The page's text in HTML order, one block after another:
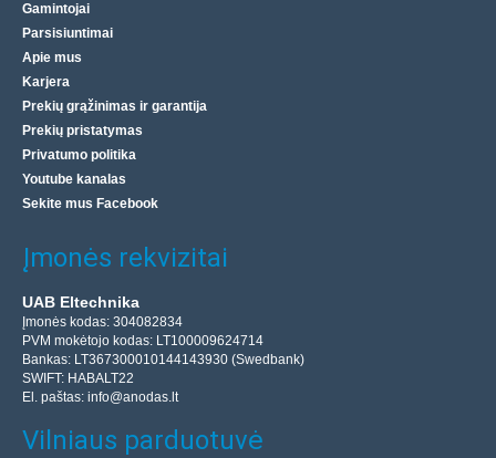
Gamintojai
Parsisiuntimai
Apie mus
Karjera
Prekių grąžinimas ir garantija
Prekių pristatymas
Privatumo politika
Youtube kanalas
Sekite mus Facebook
Įmonės rekvizitai
UAB Eltechnika
Įmonės kodas: 304082834
PVM mokėtojo kodas: LT100009624714
Bankas: LT367300010144143930 (Swedbank)
SWIFT: HABALT22
El. paštas: info@anodas.lt
Vilniaus parduotuvė